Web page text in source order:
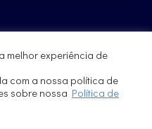
melhor experiência de
com a nossa política de
sobre nossa Política de